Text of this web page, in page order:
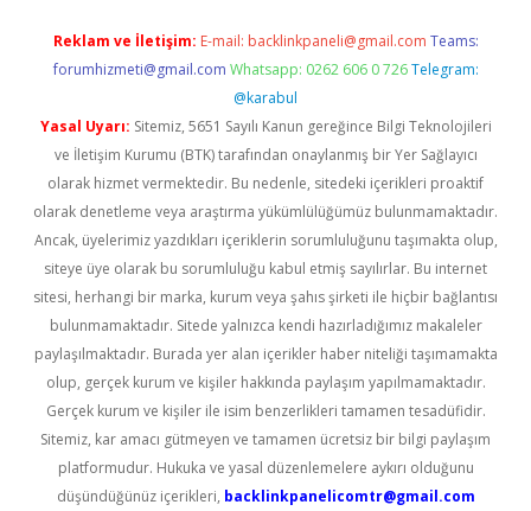
Reklam ve İletişim: E-mail: backlinkpaneli@gmail.com Teams:
forumhizmeti@gmail.com Whatsapp: 0262 606 0 726 Telegram:
@karabul
Yasal Uyarı: Sitemiz, 5651 Sayılı Kanun gereğince Bilgi Teknolojileri
ve İletişim Kurumu (BTK) tarafından onaylanmış bir Yer Sağlayıcı
olarak hizmet vermektedir. Bu nedenle, sitedeki içerikleri proaktif
olarak denetleme veya araştırma yükümlülüğümüz bulunmamaktadır.
Ancak, üyelerimiz yazdıkları içeriklerin sorumluluğunu taşımakta olup,
siteye üye olarak bu sorumluluğu kabul etmiş sayılırlar. Bu internet
sitesi, herhangi bir marka, kurum veya şahıs şirketi ile hiçbir bağlantısı
bulunmamaktadır. Sitede yalnızca kendi hazırladığımız makaleler
paylaşılmaktadır. Burada yer alan içerikler haber niteliği taşımamakta
olup, gerçek kurum ve kişiler hakkında paylaşım yapılmamaktadır.
Gerçek kurum ve kişiler ile isim benzerlikleri tamamen tesadüfidir.
Sitemiz, kar amacı gütmeyen ve tamamen ücretsiz bir bilgi paylaşım
platformudur. Hukuka ve yasal düzenlemelere aykırı olduğunu
düşündüğünüz içerikleri, backlinkpanelicomtr@gmail.com